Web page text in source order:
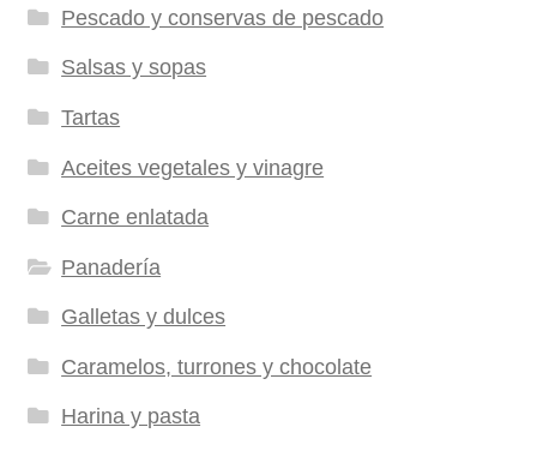
Pescado y conservas de pescado
Salsas y sopas
Tartas
Aceites vegetales y vinagre
Carne enlatada
Panadería
Galletas y dulces
Caramelos, turrones y chocolate
Harina y pasta